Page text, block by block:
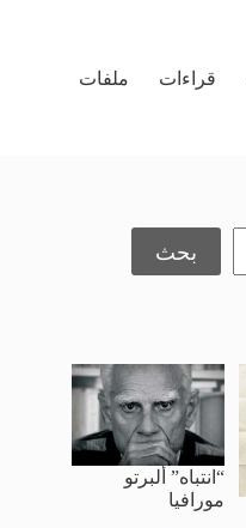
قراءات ملفات
بحث
“انتباه” ألبرتو
مورافيا